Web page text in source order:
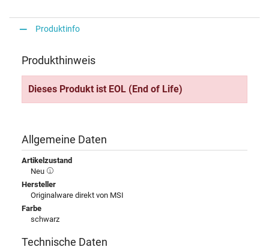
Produktinfo
Produkthinweis
Dieses Produkt ist EOL (End of Life)
Allgemeine Daten
Artikelzustand
Neu
Hersteller
Originalware direkt von MSI
Farbe
schwarz
Technische Daten